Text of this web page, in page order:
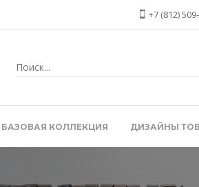
+7 (812)
БАЗОВАЯ КОЛЛЕКЦИЯ ДИЗАЙНЫ